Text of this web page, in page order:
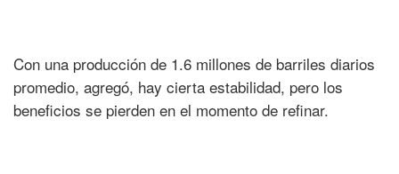
Con una producción de 1.6 millones de barriles diarios
promedio, agregó, hay cierta estabilidad, pero los
beneficios se pierden en el momento de refinar.